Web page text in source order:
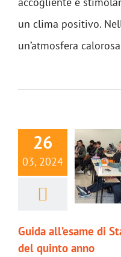
un clima positivo.
un’atmosfera
26
03, 2024
Guida all’esame di
del quinto anno